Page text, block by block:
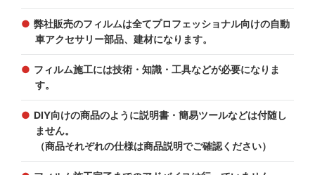
弊社販売のフィルムは全てプロフェッショナル向けの自動
車アクセサリー部品、建材になります。
フィルム施工には技術・知識・工具などが必要になりま
す。
DIY向けの商品のように説明書・簡易ツールなどは付随し
ません。
（商品それぞれの仕様は商品説明でご確認ください）